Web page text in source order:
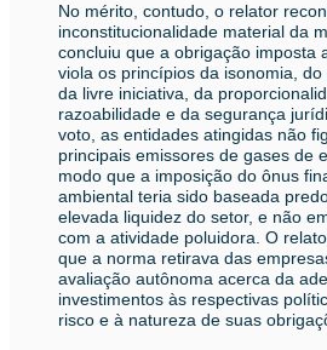
No mérito, contudo, o relator
inconstitucionalidade material da
concluiu que a obrigação imposta
viola os princípios da isonomia, do
da livre iniciativa, da
razoabilidade e da segurança
voto, as entidades atingidas não
principais emissores de gases de
modo que a imposição do ônus
ambiental teria sido baseada
elevada liquidez do setor, e não
com a atividade poluidora. O
que a norma retirava das
avaliação autônoma acerca da
investimentos às respectivas
risco e à natureza de suas